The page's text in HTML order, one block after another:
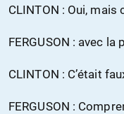
CLINTON : Oui, mais
FERGUSON : avec
CLINTON : C’était
FERGUSON :